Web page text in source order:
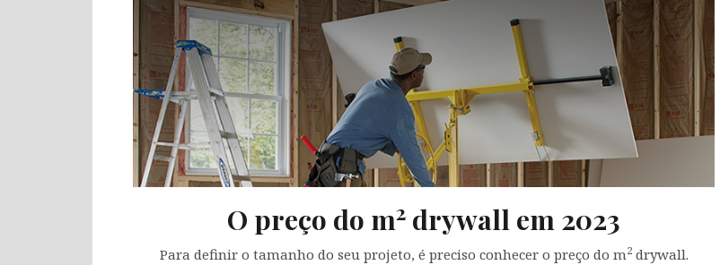
O preço do m2 drywall em 2023
Para definir o tamanho do seu projeto, é preciso conhecer o preço do m2drywall.